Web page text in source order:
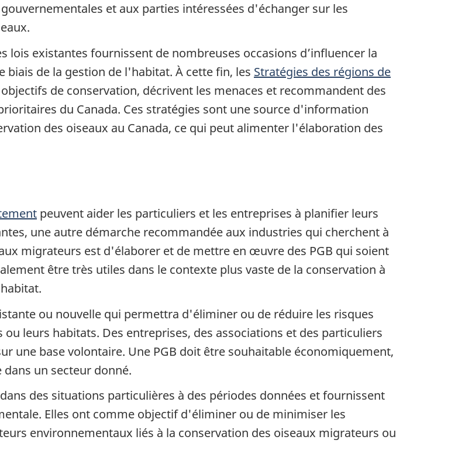
et aux parties intéressées d'échanger sur les
lois existantes fournissent de nombreuses occasions d’influencer la
de la gestion de l'habitat. À cette fin, les Stratégies des régions de
de conservation, décrivent les menaces et recommandent des
du Canada. Ces stratégies sont une source d'information
des oiseaux au Canada, ce qui peut alimenter l'élaboration des
peuvent aider les particuliers et les entreprises à planifier leurs
une autre démarche recommandée aux industries qui cherchent à
migrateurs est d'élaborer et de mettre en œuvre des PGB qui soient
être très utiles dans le contexte plus vaste de la conservation à
ou nouvelle qui permettra d'éliminer ou de réduire les risques
leurs habitats. Des entreprises, des associations et des particuliers
une base volontaire. Une PGB doit être souhaitable économiquement,
un secteur donné.
des situations particulières à des périodes données et fournissent
Elles ont comme objectif d'éliminer ou de minimiser les
environnementaux liés à la conservation des oiseaux migrateurs ou